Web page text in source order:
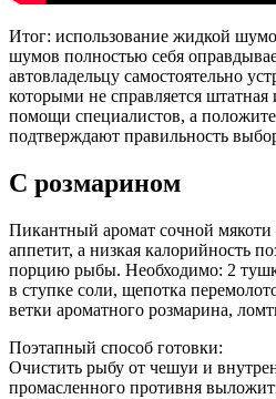
Итог: использование жидкой
шумов полностью себя
автовладельцу самостоятельно
которыми не справляется штатная
помощи специалистов, а
подтверждают правильность
С розмарином
Пикантный аромат сочной мякоти
аппетит, а низкая калорийность
порцию рыбы. Необходимо: 2
в ступке соли, щепотка
ветки ароматного розмарина,
Поэтапный способ готовки:
Очистить рыбу от чешуи и
промасленного противня